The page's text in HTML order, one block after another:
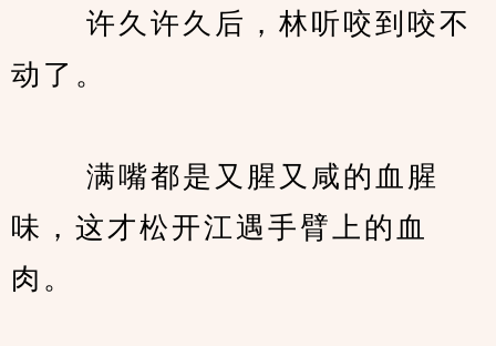
许久许久后，林听咬到咬不
动了。
满嘴都是又腥又咸的血腥
味，这才松开江遇手臂上的血
肉。